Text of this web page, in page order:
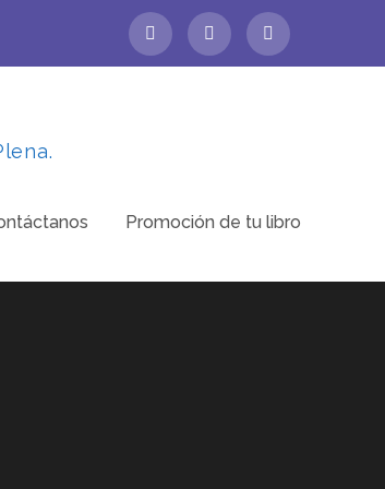
Promoción de tu libro